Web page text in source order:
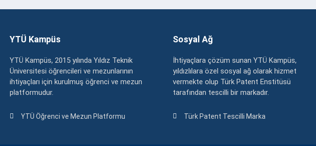
YTÜ Kampüs
YTÜ Kampüs, 2015 yılında Yıldız Teknik
Üniversitesi öğrencileri ve mezunlarının
ihtiyaçları için kurulmuş öğrenci ve mezun
platformudur.
YTÜ Öğrenci ve Mezun Platformu
Sosyal Ağ
İhtiyaçlara çözüm sunan YTÜ Kampüs,
yıldızlılara özel sosyal ağ olarak hizmet
vermekte olup Türk Patent Enstitüsü
tarafından tescilli bir markadır.
Türk Patent Tescilli Marka